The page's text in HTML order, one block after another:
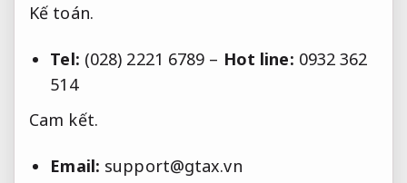
Kế toán.
Tel: (028) 2221 6789 – Hot line: 0932 362
514
Cam kết.
Email: support@gtax.vn